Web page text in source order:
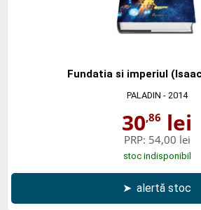
Fundatia si imperiul
PALADIN - 2014
30,86 lei
PRP: 54,00 lei
stoc indisponibil
➤ alertă stoc